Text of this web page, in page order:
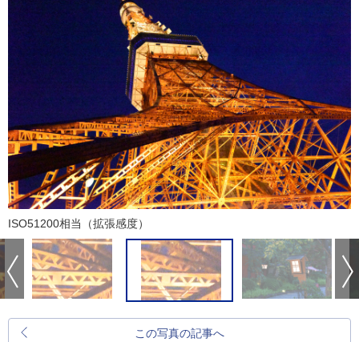
ISO51200相当（拡張感度）
この写真の記事へ